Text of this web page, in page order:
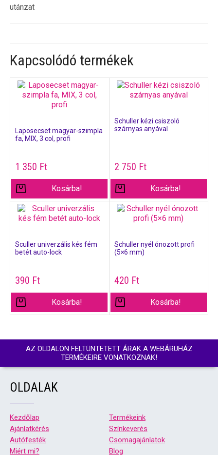
utánzat
Kapcsolódó termékek
Laposecset magyar-szimpla
fa, MIX, 3 col, profi
1 350 Ft
Kosárba!
Schuller kézi csiszoló
szárnyas anyával
2 750 Ft
Kosárba!
Sculler univerzális kés fém
betét auto-lock
390 Ft
Kosárba!
Schuller nyél ónozott profi
(5×6 mm)
420 Ft
Kosárba!
AZ OLDALON FELTÜNTETETT ÁRAK A WEBÁRUHÁZ
TERMÉKEIRE VONATKOZNAK!
OLDALAK
Kezdőlap
Termékeink
Ajánlatkérés
Színkeverés
Autófesték
Csomagajánlatok
Miért mi?
Blog